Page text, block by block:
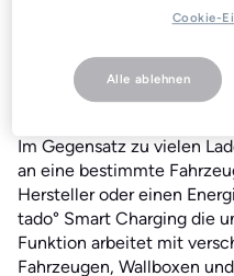
darunter Audi, BMW/Mini,
Mehr Flexibilität,
Im Gegensatz zu vielen
an eine bestimmte
Hersteller oder einen
tado° Smart Charging die
Funktion arbeitet mit
Fahrzeugen, Wallboxen
Cookie-
Alle ablehnen